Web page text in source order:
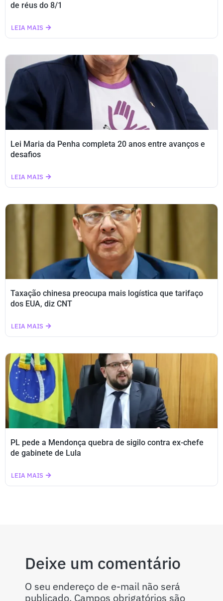
de réus do 8/1
LEIA MAIS
Lei Maria da Penha completa 20 anos entre avanços e
desafios
LEIA MAIS
Taxação chinesa preocupa mais logística que tarifaço
dos EUA, diz CNT
LEIA MAIS
PL pede a Mendonça quebra de sigilo contra ex-chefe
de gabinete de Lula
LEIA MAIS
Deixe um comentário
O seu endereço de e-mail não será
publicado. Campos obrigatórios são